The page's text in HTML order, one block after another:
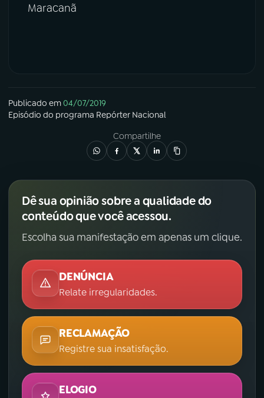
Maracanã
Publicado em04/07/2019
Episódio do programa Repórter Nacional
Compartilhe
Dê sua opinião sobre a qualidade do
conteúdo que você acessou.
Escolha sua manifestação em apenas um clique.
DENÚNCIA
Relate irregularidades.
RECLAMAÇÃO
Registre sua insatisfação.
ELOGIO